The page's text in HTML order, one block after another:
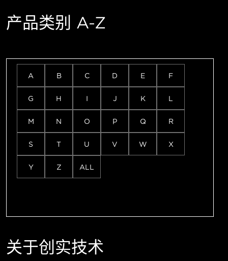
产品类别 A-Z
A B C D E F
G H I J K L
M N O P Q R
S T U V W X
Y Z ALL
关于创实技术